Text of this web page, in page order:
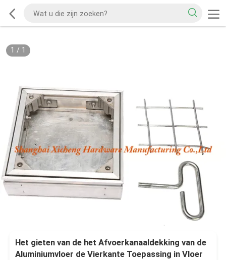
1 / 1
Het gieten van de het Afvoerkanaaldekking van de
Aluminiumvloer de Vierkante Toepassing in Vloer